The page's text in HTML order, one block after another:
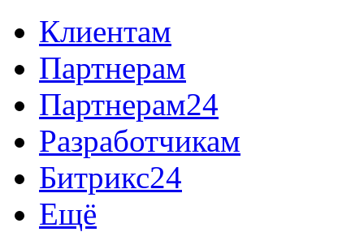
Клиентам
Партнерам
Партнерам24
Разработчикам
Битрикс24
Ещё